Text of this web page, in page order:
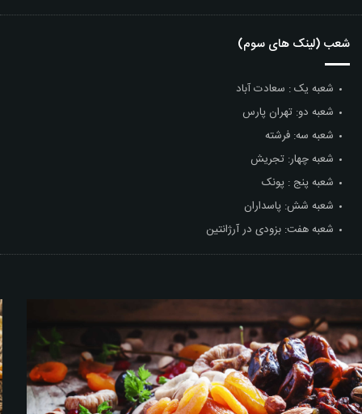
شعب (لینک های سوم)
شعبه یک : سعادت آباد
شعبه دو: تهران پارس
شعبه سه: فرشته
شعبه چهار: تجریش
شعبه پنج : پونک
شعبه شش: پاسداران
شعبه هفت: بزودی در آرژانتین